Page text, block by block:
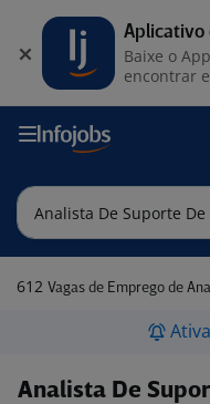
612 Vagas de Emprego de Analista de
Analista De
Aplicativo
Baixe o
encontrar